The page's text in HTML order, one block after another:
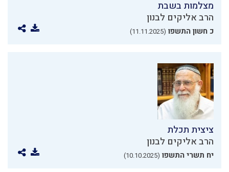
מצלמות בשבת
הרב אליקים לבנון
כ חשון התשפו (11.11.2025)
ציצית תכלת
הרב אליקים לבנון
יח תשרי התשפו (10.10.2025)